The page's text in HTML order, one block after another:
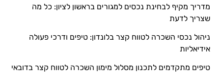
מדריך מקיף לבחינת נכסים למגורים בראשון לציון: כל מה
שצריך לדעת
ניהול נכסי השכרה לטווח קצר בלונדון: טיפים ודרכי פעולה
אידיאליות
טיפים מתקדמים לתכנון מסלול מימון השכרה לטווח קצר בדובאי